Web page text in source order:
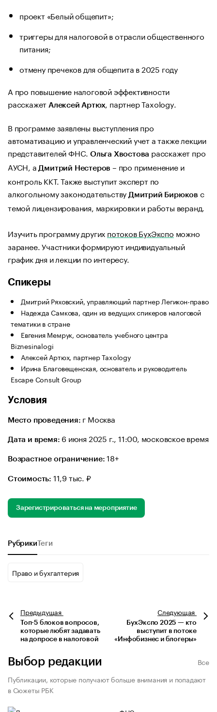
проект «Белый общепит»;
триггеры для налоговой в отрасли общественного
питания;
отмену пречеков для общепита в 2025 году
А про повышение налоговой эффективности
расскажет Алексей Артюх, партнер Taxology.
В программе заявлены выступления про
автоматизацию и управленческий учет а также лекции
представителей ФНС.Ольга Хвостова расскажет про
АУСН, а Дмитрий Нестеров– про применение и
контроль ККТ. Также выступит эксперт по
алкогольному законодательству Дмитрий Бирюков с
темой лицензирования, маркировки и работы веранд.
Изучить программу других потоков БухЭкспо можно
заранее. Участники формируют индивидуальный
график дня и лекции по интересу.
Спикеры
Дмитрий Ряховский, управляющий партнер Легикон-право
Надежда Самкова, один из ведущих спикеров налоговой
тематики в стране
Евгения Мемрук, основатель учебного центра
Biznesinalogi
Алексей Артюх, партнер Taxology
Ирина Благовещенская, основатель и руководитель
Escape Consult Group
Условия
Место проведения: г Москва
Дата и время: 6 июня 2025 г., 11:00, московское время
Возрастное ограничение: 18+
Стоимость: 11,9 тыс. ₽
Зарегистрироваться на мероприятие
РубрикиТеги
Право и бухгалтерия
Предыдущая
Топ-5 блоков вопросов,
которые любят задавать
на допросе в налоговой
Следующая
БухЭкспо 2025 — кто
выступит в потоке
«Инфобизнес и блогеры»
Выбор редакции
Все
Публикации, которые получают больше внимания и попадают
в Сюжеты РБК